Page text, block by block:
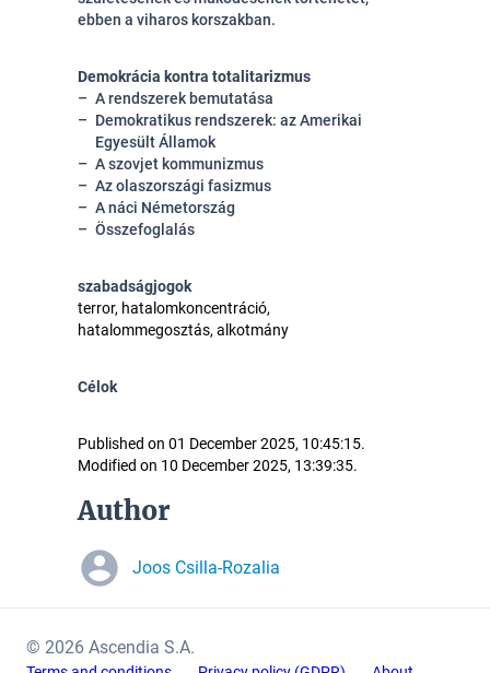
ebben a viharos korszakban.
Demokrácia kontra totalitarizmus
A rendszerek bemutatása
Demokratikus rendszerek: az Amerikai
Egyesült Államok
A szovjet kommunizmus
Az olaszországi fasizmus
A náci Németország
Összefoglalás
szabadságjogok
terror, hatalomkoncentráció,
hatalommegosztás, alkotmány
Célok
Published on 01 December 2025, 10:45:15.
Modified on 10 December 2025, 13:39:35.
Author
Joos Csilla-Rozalia
© 2026 Ascendia S.A.